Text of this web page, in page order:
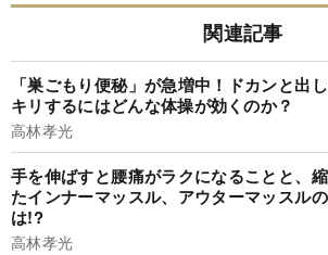
関連記事
「巣ごもり便秘」が急増中！ドカンと出
キリするにはどんな体操が効くのか？
高林孝光
手を伸ばすと腰痛がラクになることと、
たインナーマッスル、アウターマッスル
は!?
高林孝光